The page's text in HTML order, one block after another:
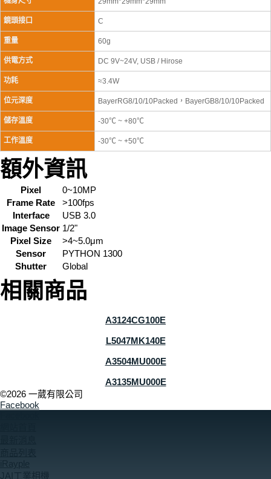
鏡頭接口 C
重量 60g
供電方式 DC 9V~24V, USB / Hirose
功耗 ≈3.4W
位元深度 BayerRG8/10/10Packed，BayerGB8/10/10Packed
儲存溫度 -30℃ ~ +80℃
工作溫度 -30℃ ~ +50℃
額外資訊
Pixel
0~10MP
Frame Rate
>100fps
Interface
USB 3.0
Image Sensor 1/2"
Pixel Size
>4~5.0μm
Sensor
PYTHON 1300
Shutter
Global
相關商品
A3124CG100E
L5047MK140E
A3504MU000E
A3135MU000E
©2026 一葳有限公司
Facebook
JAI工業相機